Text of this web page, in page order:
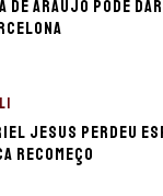
de Araújo pode
Jesus perdeu
recomeço